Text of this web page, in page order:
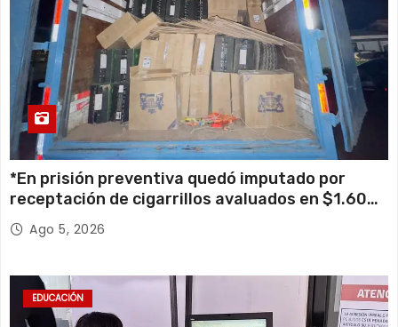
*En prisión preventiva quedó imputado por
receptación de cigarrillos avaluados en $1.600
millones*
Ago 5, 2026
EDUCACIÓN